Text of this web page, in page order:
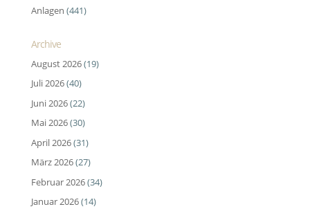
Anlagen (441)
Archive
August 2026(19)
Juli 2026(40)
Juni 2026(22)
Mai 2026(30)
April 2026(31)
März 2026(27)
Februar 2026(34)
Januar 2026(14)